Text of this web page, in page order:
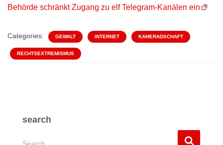
Behörde schränkt Zugang zu elf Telegram-Kanälen ein
Categories: GEWALT INTERNET KAMERADSCHAFT
RECHTSEXTREMISMUS
search
S